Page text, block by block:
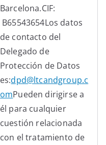
Barcelona.CIF:
B65543654Los datos
de contacto del
Delegado de
Protección de Datos
es:dpd@ltcandgroup.c
omPueden dirigirse a
él para cualquier
cuestión relacionada
con el tratamiento de